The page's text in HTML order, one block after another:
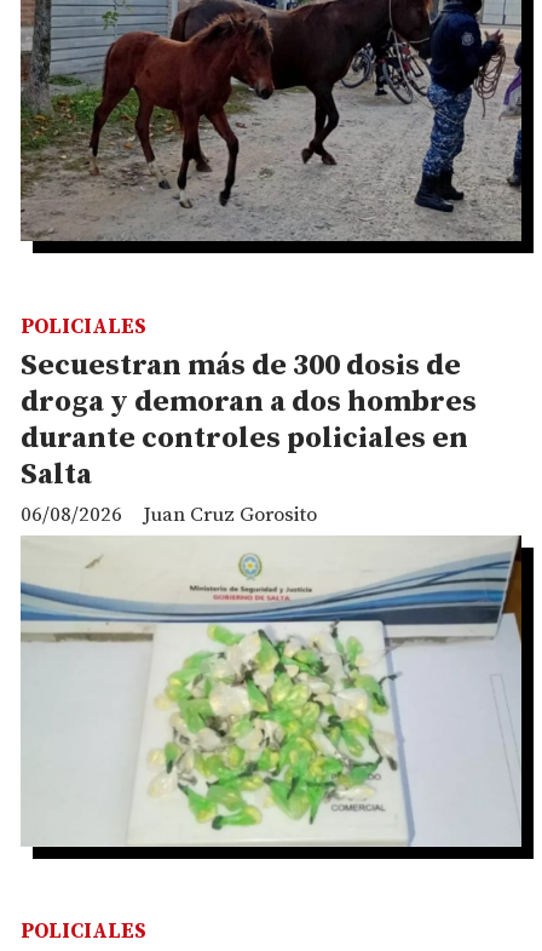
Secuestran más de 300 dosis de
droga y demoran a dos hombres
durante controles policiales en
Salta
Juan Cruz Gorosito
POLICIALES
06/08/2026
POLICIALES